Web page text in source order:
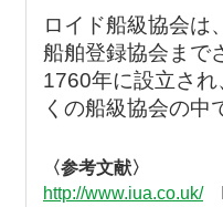
ロイド船級協会は
船舶登録協会まで
1760年に設立され
くの船級協会の中
〈参考文献〉
http://www.iua.co.uk/